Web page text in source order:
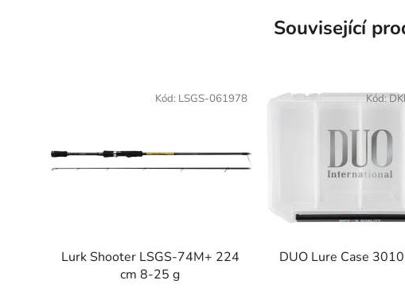
Související
Lurk Shooter LSGS-74M+ 224
cm 8-25 g
Kód: LSGS-061978
DUO Lure Case
Kód: